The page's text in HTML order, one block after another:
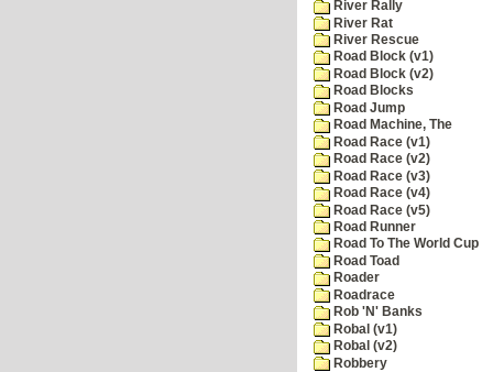
River Rally
River Rat
River Rescue
Road Block (v1)
Road Block (v2)
Road Blocks
Road Jump
Road Machine, The
Road Race (v1)
Road Race (v2)
Road Race (v3)
Road Race (v4)
Road Race (v5)
Road Runner
Road To The World Cup
Road Toad
Roader
Roadrace
Rob 'N' Banks
Robal (v1)
Robal (v2)
Robbery